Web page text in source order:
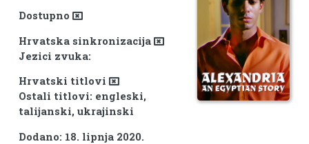
Dostupno
Hrvatska sinkronizacija
Jezici zvuka:
Hrvatski titlovi
Ostali titlovi: engleski,
talijanski, ukrajinski
Dodano: 18. lipnja 2020.